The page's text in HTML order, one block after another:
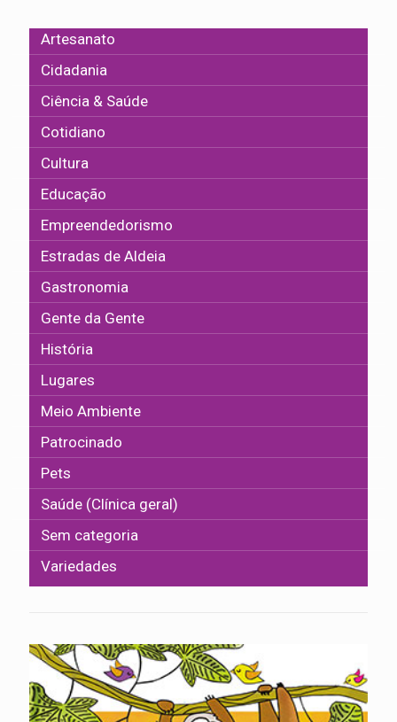
Artesanato
Cidadania
Ciência & Saúde
Cotidiano
Cultura
Educação
Empreendedorismo
Estradas de Aldeia
Gastronomia
Gente da Gente
História
Lugares
Meio Ambiente
Patrocinado
Pets
Saúde (Clínica geral)
Sem categoria
Variedades